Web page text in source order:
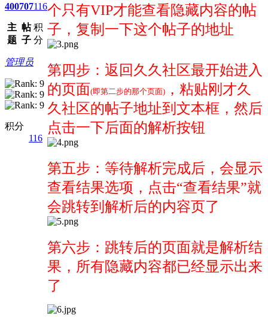
400
主
题
707
帖
子
116
积
分
管理员
积分
116
个只有VIP才能查看隐藏内容的帖
子，复制一下这个帖子的地址
第四步：返回久久社区最开始进入
的页面(即第二步的那个页面)
，粘贴刚才久
久社区的帖子地址到文本框，然后
点击一下后面的解析按钮
第五步：等待解析完成后，会显示
查看结果选项，点击“查看结果”就
会跳转到解析后的内容页了
第六步：跳转后的页面就是解析结
果，所有隐藏内容都已经显示出来
了